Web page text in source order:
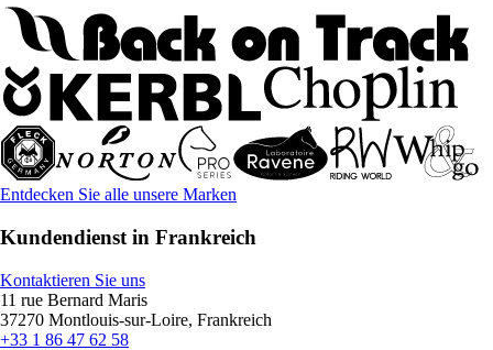
Entdecken Sie alle unsere Marken
Kundendienst in Frankreich
Kontaktieren Sie uns
11 rue Bernard Maris
37270 Montlouis-sur-Loire, Frankreich
+33 1 86 47 62 58